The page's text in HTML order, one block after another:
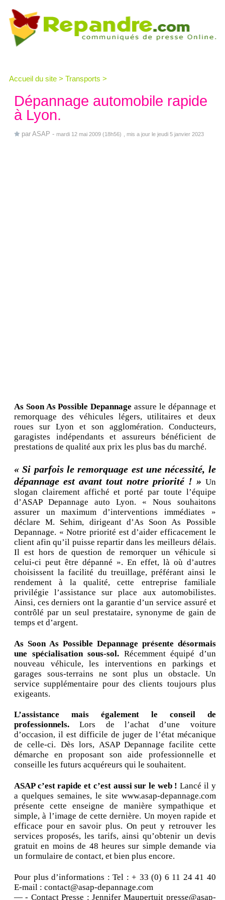
Accueil du site > Transports >
Dépannage automobile rapide
à Lyon.
par ASAP - mardi 12 mai 2009 (18h56) , mis a jour le jeudi 5 janvier 2023
As Soon As Possible Depannage assure le dépannage et
remorquage des véhicules légers, utilitaires et deux
roues sur Lyon et son agglomération. Conducteurs,
garagistes indépendants et assureurs bénéficient de
prestations de qualité aux prix les plus bas du marché.
« Si parfois le remorquage est une nécessité, le
dépannage est avant tout notre priorité ! » Un
slogan clairement affiché et porté par toute l’équipe
d’ASAP Depannage auto Lyon. « Nous souhaitons
assurer un maximum d’interventions immédiates »
déclare M. Sehim, dirigeant d’As Soon As Possible
Depannage. « Notre priorité est d’aider efficacement le
client afin qu’il puisse repartir dans les meilleurs délais.
Il est hors de question de remorquer un véhicule si
celui-ci peut être dépanné ». En effet, là où d’autres
choisissent la facilité du treuillage, préférant ainsi le
rendement à la qualité, cette entreprise familiale
privilégie l’assistance sur place aux automobilistes.
Ainsi, ces derniers ont la garantie d’un service assuré et
contrôlé par un seul prestataire, synonyme de gain de
temps et d’argent.
As Soon As Possible Depannage présente désormais
une spécialisation sous-sol. Récemment équipé d’un
nouveau véhicule, les interventions en parkings et
garages sous-terrains ne sont plus un obstacle. Un
service supplémentaire pour des clients toujours plus
exigeants.
L’assistance mais également le conseil de
professionnels. Lors de l’achat d’une voiture
d’occasion, il est difficile de juger de l’état mécanique
de celle-ci. Dès lors, ASAP Depannage facilite cette
démarche en proposant son aide professionnelle et
conseille les futurs acquéreurs qui le souhaitent.
ASAP c’est rapide et c’est aussi sur le web ! Lancé il y
a quelques semaines, le site www.asap-depannage.com
présente cette enseigne de manière sympathique et
simple, à l’image de cette dernière. Un moyen rapide et
efficace pour en savoir plus. On peut y retrouver les
services proposés, les tarifs, ainsi qu’obtenir un devis
gratuit en moins de 48 heures sur simple demande via
un formulaire de contact, et bien plus encore.
Pour plus d’informations : Tel : + 33 (0) 6 11 24 41 40
E-mail : contact@asap-depannage.com
— - Contact Presse : Jennifer Maupertuit presse@asap-